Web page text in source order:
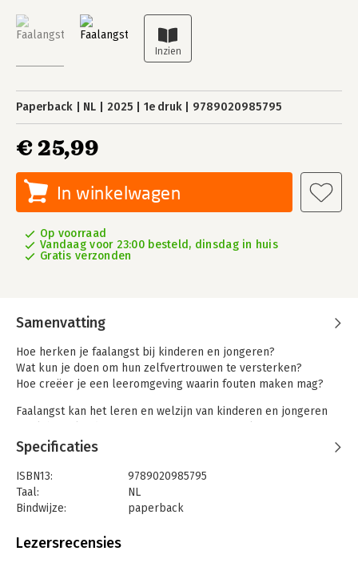
Paperback NL 2025 1e druk 9789020985795
€ 25,99
In winkelwagen
Op voorraad
Vandaag voor 23:00 besteld, dinsdag in huis
Gratis verzonden
Samenvatting
Hoe herken je faalangst bij kinderen en jongeren?
Wat kun je doen om hun zelfvertrouwen te versterken?
Hoe creëer je een leeromgeving waarin fouten maken mag?
Faalangst kan het leren en welzijn van kinderen en jongeren
minder uitdagingen aan en raken ze gespannen, wat hun
schoolprestaties en zelfvertrouwen onder druk zet. Het kan
zich uiten in perfectionisme, uitstelgedrag of zelfs clownesk
gedrag om onzekerheid te verbergen.
Faalangst in de klas helpt leerkrachten en begeleiders om
faalangst te her­kennen en te begrijpen. Het biedt inzicht in de
oorzaken, signalen en gevolgen, en geeft handvatten om een
Specificaties
ISBN13:
9789020985795
Taal:
NL
Bindwijze:
paperback
Uitgever:
Lezersrecensies